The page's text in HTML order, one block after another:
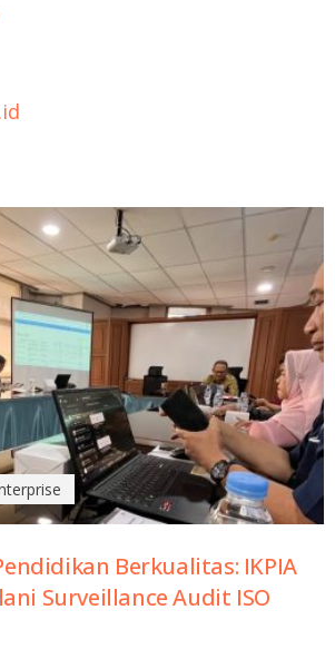
Berkualitas: IKPIA
Surveillance Audit ISO